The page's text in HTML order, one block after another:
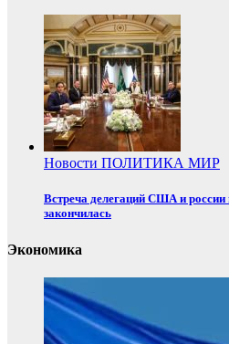
Новости ПОЛИТИКА МИР
Встреча делегаций США и россии
закончилась
Экономика